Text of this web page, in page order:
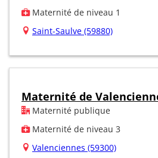
Maternité de niveau 1
Saint-Saulve (59880)
Maternité de
Maternité publique
Maternité de niveau 3
Valenciennes (59300)